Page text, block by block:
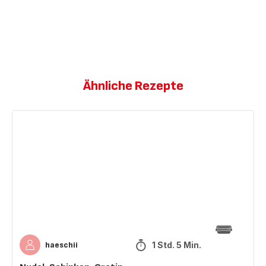
Ähnliche Rezepte
haeschii 1 Std. 5 Min.